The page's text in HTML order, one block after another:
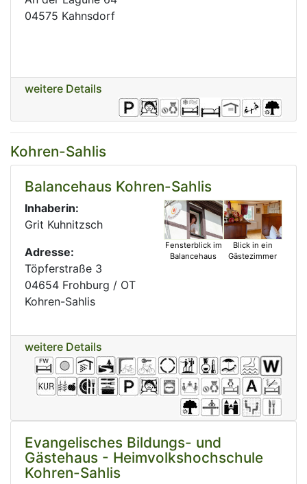
04575 Kahnsdorf
weitere Details
Kohren-Sahlis
Balancehaus Kohren-Sahlis
Inhaberin:
Grit Kuhnitzsch
Adresse:
Töpferstraße 3
04654 Frohburg / OT
Kohren-Sahlis
Fensterblick im
Balancehaus
Blick in ein
Gästezimmer
weitere Details
Evangelisches Bildungs- und
Gästehaus - Heimvolkshochschule
Kohren-Sahlis